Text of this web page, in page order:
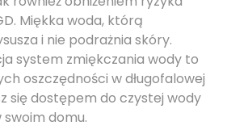
Miękka woda, którą
i nie podrażnia skóry.
system zmiękczania wody to
oszczędności w długofalowej
się dostępem do czystej wody
domu.